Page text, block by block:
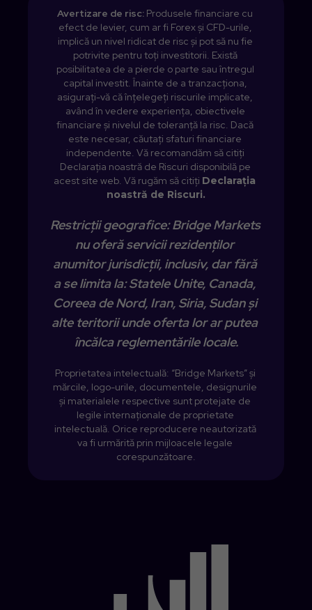
Avertizare de risc: Produsele financiare cu
efect de levier, cum ar fi Forex și CFD-urile,
implică un nivel ridicat de risc și pot să nu fie
potrivite pentru toți investitorii. Există
posibilitatea de a pierde o parte sau întregul
capital investit. Înainte de a tranzacționa,
asigurați-vă că înțelegeți riscurile implicate,
având în vedere experiența, obiectivele
financiare și nivelul de toleranță la risc. Dacă
este necesar, căutați sfaturi financiare
independente. Vă recomandăm să citiți
Declarația noastră de Riscuri disponibilă pe
acest site web. Vă rugăm să citiți Declarația
noastră de Riscuri.
Restricții geografice: Bridge Markets
nu oferă servicii rezidenților
anumitor jurisdicții, inclusiv, dar fără
a se limita la: Statele Unite, Canada,
Coreea de Nord, Iran, Siria, Sudan și
alte teritorii unde oferta lor ar putea
încălca reglementările locale.
Proprietatea intelectuală: “Bridge Markets” și
mărcile, logo-urile, documentele, designurile
și materialele respective sunt protejate de
legile internaționale de proprietate
intelectuală. Orice reproducere neautorizată
va fi urmărită prin mijloacele legale
corespunzătoare.